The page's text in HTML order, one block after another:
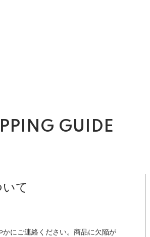
GUIDE
て
かにご連絡ください。商品に欠陥が